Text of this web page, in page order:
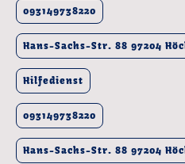
093149738220
Hans-Sachs-Str. 88 97204
Hilfedienst
093149738220
Hans-Sachs-Str. 88 97204